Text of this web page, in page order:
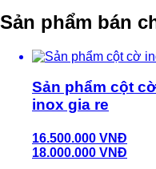
Sản phẩm bán
Sản phẩm cột
inox gia re
16.500.000 VNĐ
18.000.000 VNĐ